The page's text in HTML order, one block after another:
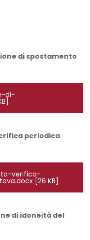
di spostamento
di-
periodica
verifica-
[26 KB]
di idoneità del